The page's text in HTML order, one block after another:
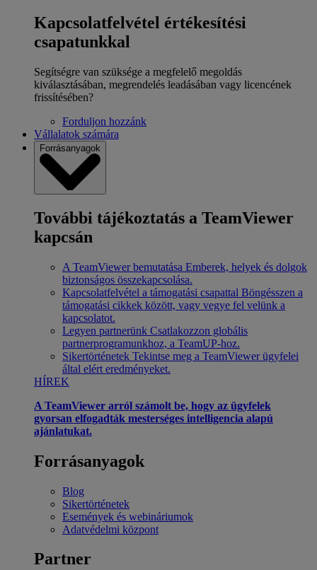
Kapcsolatfelvétel értékesítési
csapatunkkal
Segítségre van szüksége a megfelelő megoldás
kiválasztásában, megrendelés leadásában vagy licencének
frissítésében?
Forduljon hozzánk
Vállalatok számára
Forrásanyagok
További tájékoztatás a TeamViewer
kapcsán
A TeamViewer bemutatása Emberek, helyek és dolgok
biztonságos összekapcsolása.
Kapcsolatfelvétel a támogatási csapattal Böngésszen a
támogatási cikkek között, vagy vegye fel velünk a
kapcsolatot.
Legyen partnerünk Csatlakozzon globális
partnerprogramunkhoz, a TeamUP-hoz.
Sikertörténetek Tekintse meg a TeamViewer ügyfelei
által elért eredményeket.
HÍREK
A TeamViewer arról számolt be, hogy az ügyfelek
gyorsan elfogadták mesterséges intelligencia alapú
ajánlatukat.
Forrásanyagok
Blog
Sikertörténetek
Események és webináriumok
Adatvédelmi központ
Partner